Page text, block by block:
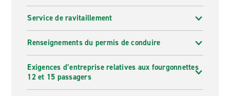
Service de ravitaillement
Renseignements du permis de conduire
Exigences d’entreprise relatives aux fourgonnettes
12 et 15 passagers